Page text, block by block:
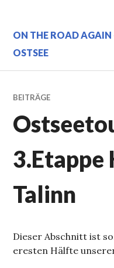
springen
ON THE ROAD AGAIN
OSTSEE
BEITRÄGE
3.Etappe
Talinn
Dieser Abschnitt ist
eresten Hälfte